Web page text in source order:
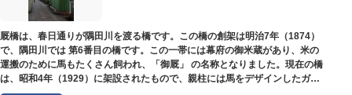
厩橋は、春日通りが隅田川を渡る橋です。この橋の創架は明治7年（1874）
で、隅田川では 第6番目の橋です。この一帯には幕府の御米蔵があり、米の
運搬のために馬もたくさん飼われ、「御厩」 の名称となりました。現在の橋
は、昭和4年（1929）に架設されたもので、親柱には馬をデザインしたガラ